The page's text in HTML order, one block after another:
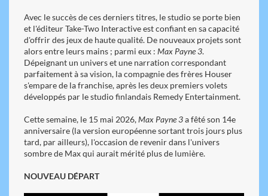
Avec le succès de ces derniers titres, le studio se porte bien
et l'éditeur Take-Two Interactive est confiant en sa capacité
d'offrir des jeux de haute qualité. De nouveaux projets sont
alors entre leurs mains ; parmi eux : Max Payne 3.
Dépeignant un univers et une narration correspondant
parfaitement à sa vision, la compagnie des frères Houser
s'empare de la franchise, après les deux premiers volets
développés par le studio finlandais Remedy Entertainment.
Cette semaine, le 15 mai 2026,Max Payne 3a fêté son 14e
anniversaire (la version européenne sortant trois jours plus
tard, par ailleurs), l'occasion de revenir dans l'univers
sombre de Max qui aurait mérité plus de lumière.
NOUVEAU DÉPART